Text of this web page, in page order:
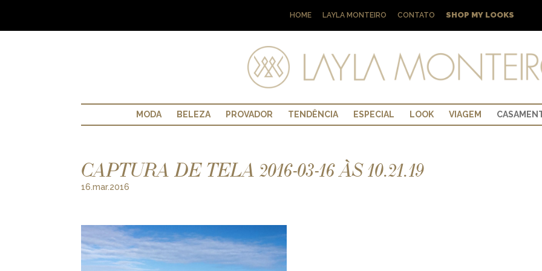
HOME LAYLA MONTEIRO CONTATO SHOP MY LOOKS
MODA BELEZA PROVADOR TENDÊNCIA ESPECIAL LOOK VIAGEM
CAPTURA DE TELA 2016-03-16 ÀS 10.21.19
16.mar.2016